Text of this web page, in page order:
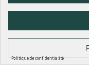
Politique de confidentialité